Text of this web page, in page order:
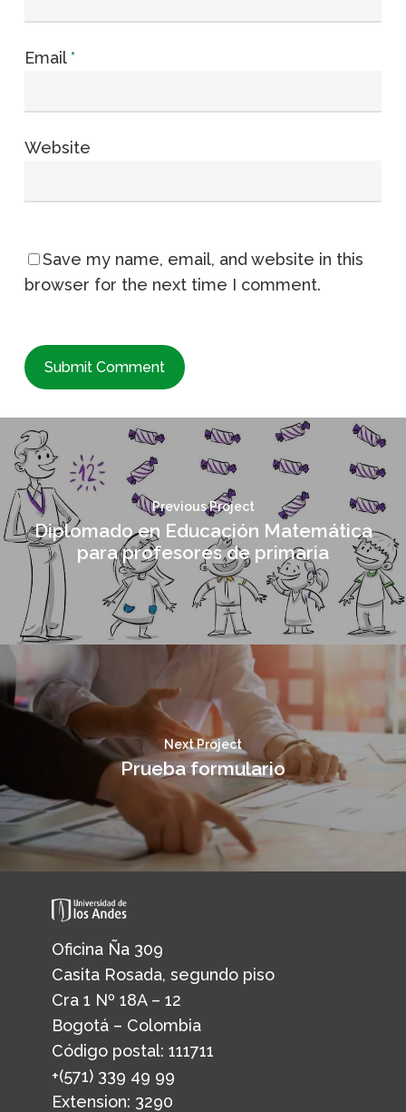
Email*
Website
Save my name, email, and website in this
browser for the next time I comment.
Previous Project
Diplomado en Educación Matemática
para profesores de primaria
Next Project
Prueba formulario
Oficina Ña 309
Casita Rosada, segundo piso
Cra 1 Nº 18A – 12
Bogotá – Colombia
Código postal: 111711
+(571) 339 49 99
Extension: 3290